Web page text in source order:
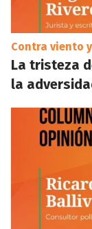
Contra viento
La tristeza
la